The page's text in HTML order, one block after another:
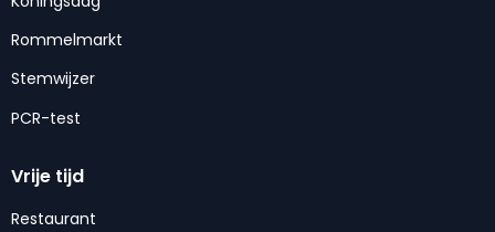
Rommelmarkt
Stemwijzer
PCR-test
Vrije tijd
Restaurant